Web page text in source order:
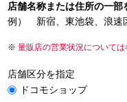
店舗名称または住所の一部
例） 新宿、東池袋、浪速
量販店の営業状況については
店舗区分を指定
ドコモショップ